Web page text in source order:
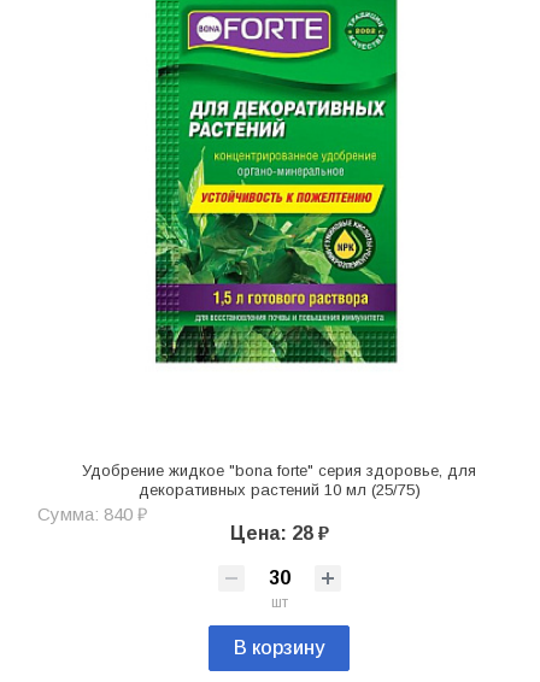
Удобрение жидкое "bona forte" серия здоровье, для
декоративных растений 10 мл (25/75)
Сумма: 840 ₽
Цена: 28 ₽
шт
В корзину